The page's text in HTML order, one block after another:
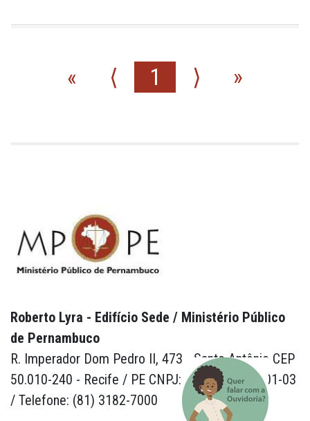
« ⟨ 1 ⟩ »
Roberto Lyra - Edifício Sede / Ministério Público
de Pernambuco
R. Imperador Dom Pedro II, 473 - Santo Antônio CEP
50.010-240 - Recife / PE CNPJ: 24.417.065/0001-03
/ Telefone: (81) 3182-7000